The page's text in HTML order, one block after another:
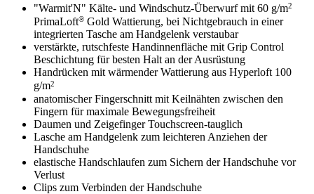
"Warmit'N" Kälte- und Windschutz-Überwurf mit 60 g/m2
PrimaLoft® Gold Wattierung, bei Nichtgebrauch in einer
integrierten Tasche am Handgelenk verstaubar
verstärkte, rutschfeste Handinnenfläche mit Grip Control
Beschichtung für besten Halt an der Ausrüstung
Handrücken mit wärmender Wattierung aus Hyperloft 100
g/m2
anatomischer Fingerschnitt mit Keilnähten zwischen den
Fingern für maximale Bewegungsfreiheit
Daumen und Zeigefinger Touchscreen-tauglich
Lasche am Handgelenk zum leichteren Anziehen der
Handschuhe
elastische Handschlaufen zum Sichern der Handschuhe vor
Verlust
Clips zum Verbinden der Handschuhe